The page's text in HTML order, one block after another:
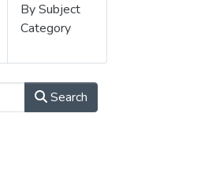
By Subject
Category
Search